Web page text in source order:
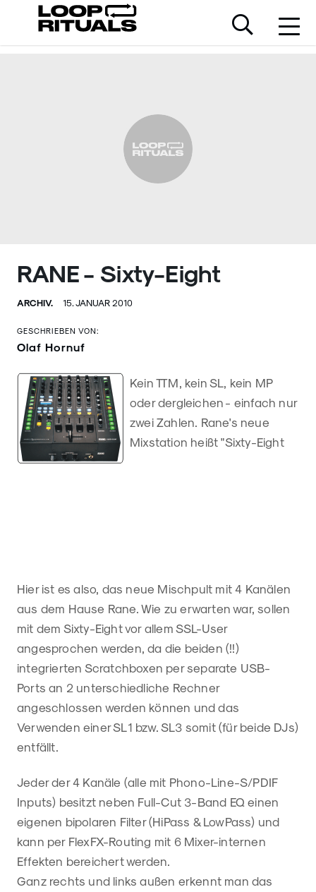
RANE - Sixty-Eight
ARCHIV. 15. JANUAR 2010
GESCHRIEBEN VON:
Olaf Hornuf
Kein TTM, kein SL, kein MP
oder dergleichen - einfach nur
zwei Zahlen. Rane's neue
Mixstation heißt "Sixty-Eight
Hier ist es also, das neue Mischpult mit 4 Kanälen
aus dem Hause Rane. Wie zu erwarten war, sollen
mit dem Sixty-Eight vor allem SSL-User
angesprochen werden, da die beiden (!!)
integrierten Scratchboxen per separate USB-
Ports an 2 unterschiedliche Rechner
angeschlossen werden können und das
Verwenden einer SL1 bzw. SL3 somit (für beide DJs)
entfällt.
Jeder der 4 Kanäle (alle mit Phono-Line-S/PDIF
Inputs) besitzt neben Full-Cut 3-Band EQ einen
eigenen bipolaren Filter (HiPass & LowPass) und
kann per FlexFX-Routing mit 6 Mixer-internen
Effekten bereichert werden.
Ganz rechts und links außen erkennt man das